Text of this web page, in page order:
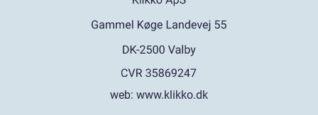
web: www.klikko.dk